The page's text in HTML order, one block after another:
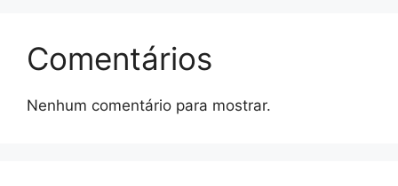
Comentários
Nenhum comentário para mostrar.